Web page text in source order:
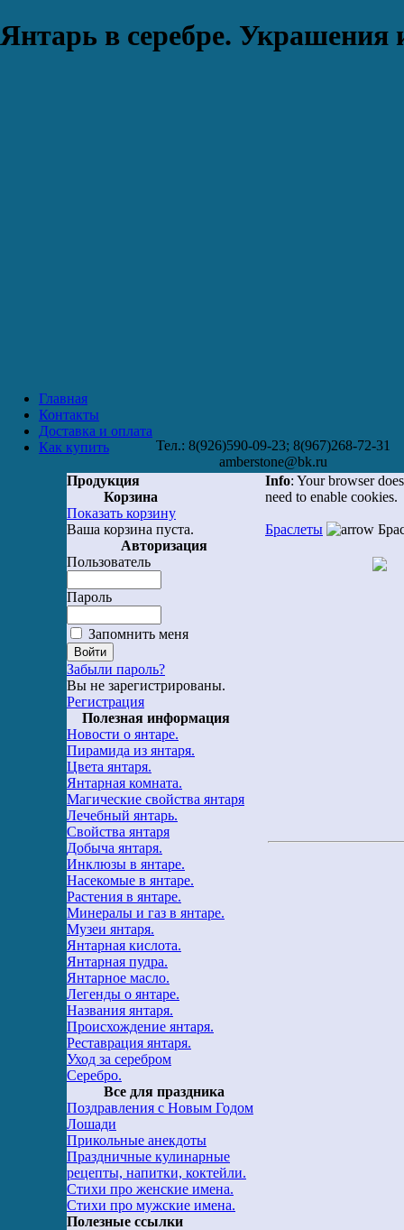
Янтарь в серебре. Украшения
Главная
Контакты
Доставка и оплата
Как купить
Тел.: 8(926)590-09-23; 8(967)268-72-31
amberstone@bk.ru
Продукция
Корзина
Показать корзину
Ваша корзина пуста.
Авторизация
Пользователь
Пароль
Запомнить меня
Забыли пароль?
Вы не зарегистрированы.
Регистрация
Полезная информация
Новости о янтаре.
Пирамида из янтаря.
Цвета янтаря.
Янтарная комната.
Магические свойства янтаря
Лечебный янтарь.
Свойства янтаря
Добыча янтаря.
Инклюзы в янтаре.
Насекомые в янтаре.
Растения в янтаре.
Минералы и газ в янтаре.
Музеи янтаря.
Янтарная кислота.
Янтарная пудра.
Янтарное масло.
Легенды о янтаре.
Названия янтаря.
Происхождение янтаря.
Реставрация янтаря.
Уход за серебром
Серебро.
Все для праздника
Поздравления с Новым Годом
Лошади
Прикольные анекдоты
Праздничные кулинарные
рецепты, напитки, коктейли.
Стихи про женские имена.
Стихи про мужские имена.
Полезные ссылки
Info: Your browser
need to enable cookies.
Браслеты